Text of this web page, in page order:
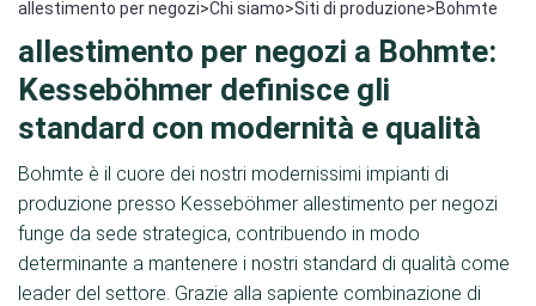
allestimento per negozi>Chi siamo>Siti di produzione>Bohmte
allestimento per negozi a Bohmte:
Kesseböhmer definisce gli
standard con modernità e qualità
Bohmte è il cuore dei nostri modernissimi impianti di
produzione presso Kesseböhmer allestimento per negozi
funge da sede strategica, contribuendo in modo
determinante a mantenere i nostri standard di qualità come
leader del settore. Grazie alla sapiente combinazione di